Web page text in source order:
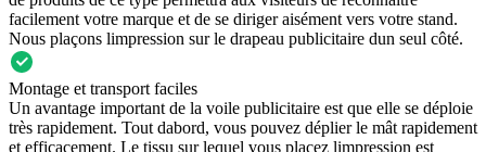
facilement votre marque et de se diriger aisément vers votre stand.
Nous plaçons limpression sur le drapeau publicitaire dun seul côté.
Montage et transport faciles
Un avantage important de la voile publicitaire est que elle se déploie
très rapidement. Tout dabord, vous pouvez déplier le mât rapidement
et efficacement. Le tissu sur lequel vous placez limpression est